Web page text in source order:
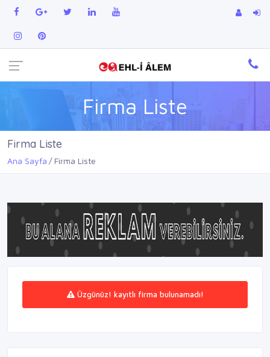
Firma Liste
Firma Liste
Ana Sayfa Firma Liste
Üzgünüz! kayıtlı firma bulunamadı!